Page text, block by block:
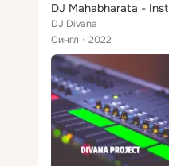
DJ Mahabharata - Inst
DJ Divana
Сингл
2022